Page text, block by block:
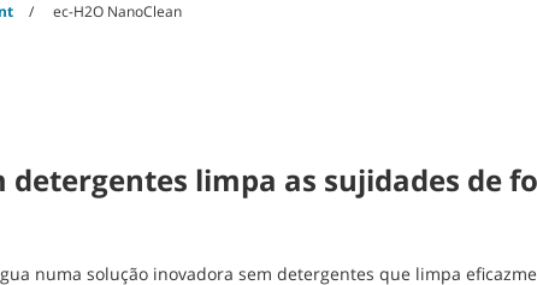
ec-H2O NanoClean
limpa as sujidades de
numa solução inovadora sem detergentes que limpa